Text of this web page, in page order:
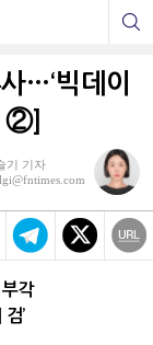
…‘빅데이
②]
기 기자
각
’